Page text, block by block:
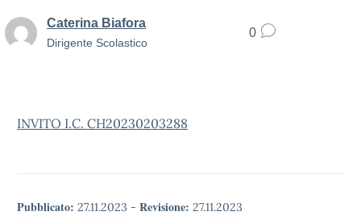
Caterina Biafora
Dirigente Scolastico
0
INVITO I.C. CH20230203288
Pubblicato: 27.11.2023 - Revisione: 27.11.2023